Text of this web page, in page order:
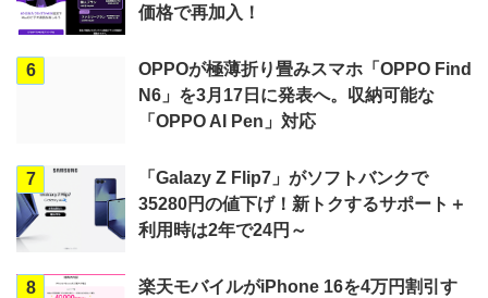
価格で再加入！
6
OPPOが極薄折り畳みスマホ「OPPO Find
N6」を3月17日に発表へ。収納可能な
「OPPO AI Pen」対応
7
「Galazy Z Flip7」がソフトバンクで
35280円の値下げ！新トクするサポート＋
利用時は2年で24円～
8
楽天モバイルがiPhone 16を4万円割引す